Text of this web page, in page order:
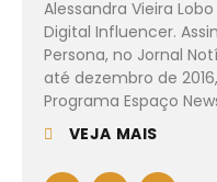
Alessandra Vieira
Digital Influencer.
Persona, no Jornal
até dezembro de
Programa Espaço
VEJA MAIS